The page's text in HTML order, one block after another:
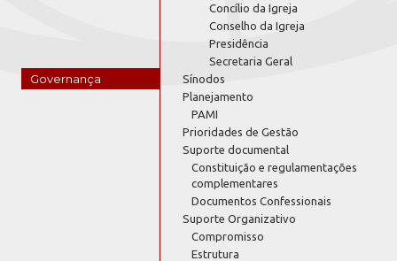
Governança
Concílio da Igreja
Conselho da Igreja
Presidência
Secretaria Geral
Sínodos
Planejamento
PAMI
Prioridades de Gestão
Suporte documental
Constituição e regulamentações
complementares
Documentos Confessionais
Suporte Organizativo
Compromisso
Estrutura